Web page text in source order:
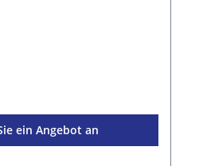
ein Angebot an